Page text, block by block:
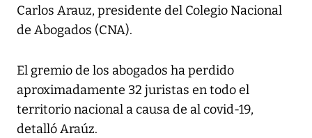
Carlos Arauz, presidente del Colegio Nacional
de Abogados (CNA).
El gremio de los abogados ha perdido
aproximadamente 32 juristas en todo el
territorio nacional a causa de al covid-19,
detalló Araúz.